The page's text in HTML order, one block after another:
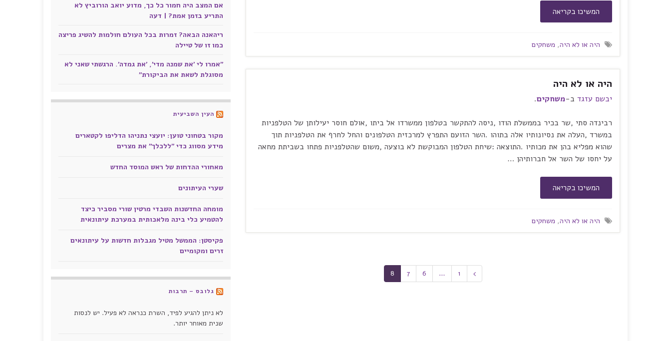
המשיכו בקריאה
היה או לא היה, משחקים
היה או לא היה
יבשם עזגד ב-משחקים.
רבינדה סתי ,שר בכיר בממשלת הודו ,ניסה להתקשר בטלפון ממשרדו אל ביתו ,אולם חוסר יעילותן של הטלפניות
במשרד ,העלה את נסיונותיו אלה בתוהו .השר הזועם התפרץ למרכזית הטלפונים והחל לחרף את הטלפניות תוך
שהוא מפליא בהן את מכותיו .התוצאה :שיחת הטלפון המבוקשת לא בוצעה ,משום שהטלפניות פתחו בשביתת מחאה
על יחסו של השר אל חברותיהן …
המשיכו בקריאה
היה או לא היה, משחקים
1
…
6
7
8
אם המצב היה חמור כל כך, מדוע יואב הורוביץ לא
התריע בזמן אמת? | דעה
ריהאנה הבאה? זמרות בכל העולם חולמות להשיג פריצה
כמו זו של טיילה
"אמרו לי 'את שמנה מדי', 'את גמדה'. הרגשתי שאני לא
מסוגלת לשאת את הביקורת"
העין השביעית
מקור בטחוני טוען: יועצי נתניהו הדליפו לקטארים
מידע מסווג כדי "ללכלך" את מצרים
מאחורי ההדחות של ראש המוסד החדש
שערי העיתונים
מומחה החדשנות השבדי מרטין שורי מסביר כיצד
להטמיע כלי בינה מלאכותית במערכת עיתונאית
פקיסטן: הממשל מטיל מגבלות חדשות על עיתונאים
זרים ומקומיים
גלובס – תרבות
לא ניתן להגיע לפיד, השרת כנראה לא פעיל. יש לנסות
שנית מאוחר יותר.